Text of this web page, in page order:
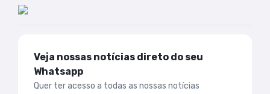
Veja nossas notícias direto do seu
Whatsapp
Quer ter acesso a todas as nossas notícias